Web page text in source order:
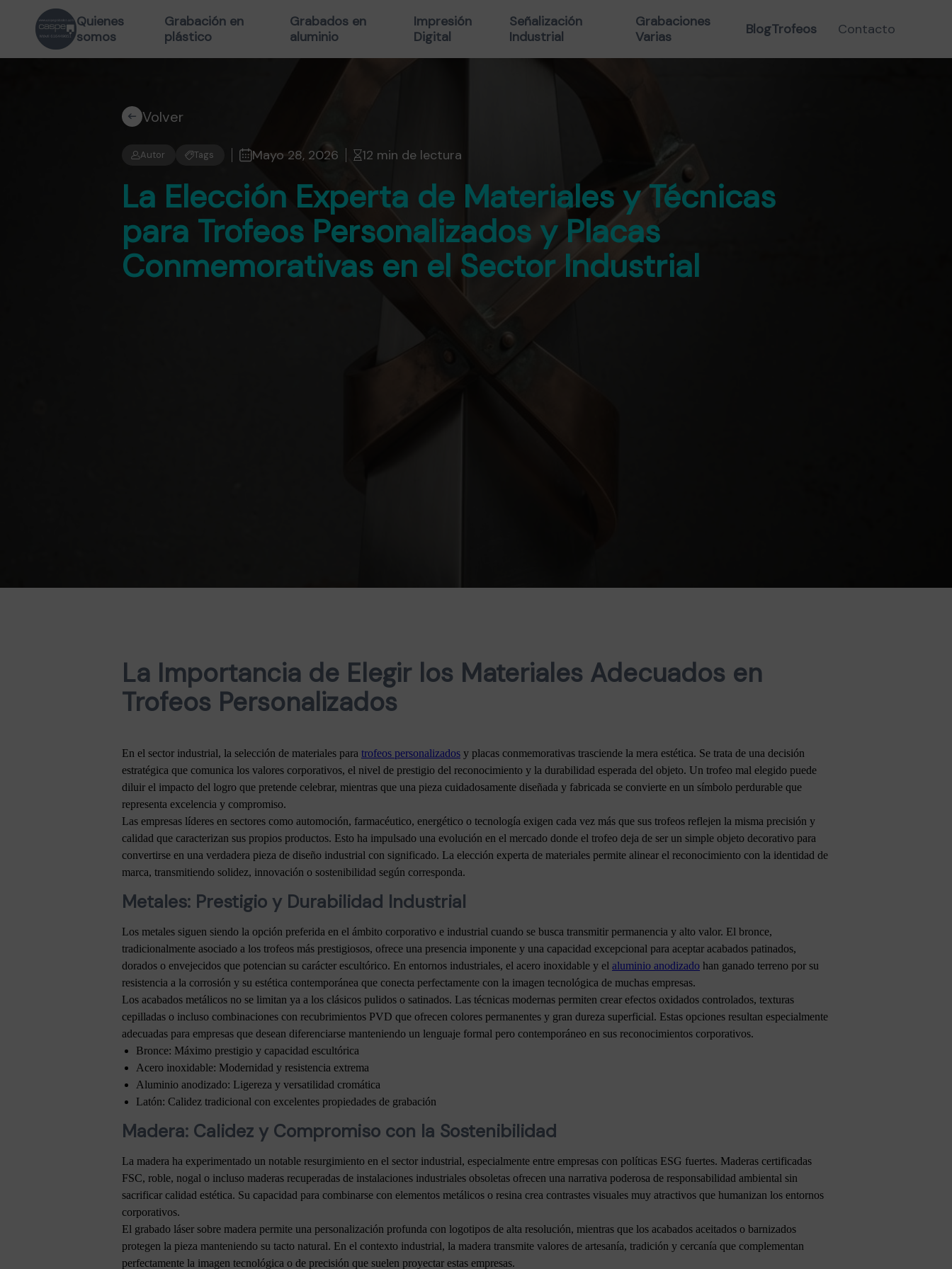
Quienes
somos
Grabación en
plástico
Grabados en
aluminio
Impresión
Digital
Señalización
Industrial
Grabaciones
Varias
BlogTrofeos Contacto
Volver
Autor Tags Mayo 28, 2026 12 min de lectura
La Elección Experta de Materiales y Técnicas
para Trofeos Personalizados y Placas
Conmemorativas en el Sector Industrial
La Importancia de Elegir los Materiales Adecuados en
Trofeos Personalizados
En el sector industrial, la selección de materiales para trofeos personalizados y placas conmemorativas trasciende la mera estética. Se trata de una decisión
estratégica que comunica los valores corporativos, el nivel de prestigio del reconocimiento y la durabilidad esperada del objeto. Un trofeo mal elegido puede
diluir el impacto del logro que pretende celebrar, mientras que una pieza cuidadosamente diseñada y fabricada se convierte en un símbolo perdurable que
representa excelencia y compromiso.
Las empresas líderes en sectores como automoción, farmacéutico, energético o tecnología exigen cada vez más que sus trofeos reflejen la misma precisión y
calidad que caracterizan sus propios productos. Esto ha impulsado una evolución en el mercado donde el trofeo deja de ser un simple objeto decorativo para
convertirse en una verdadera pieza de diseño industrial con significado. La elección experta de materiales permite alinear el reconocimiento con la identidad de
marca, transmitiendo solidez, innovación o sostenibilidad según corresponda.
Metales: Prestigio y Durabilidad Industrial
Los metales siguen siendo la opción preferida en el ámbito corporativo e industrial cuando se busca transmitir permanencia y alto valor. El bronce,
tradicionalmente asociado a los trofeos más prestigiosos, ofrece una presencia imponente y una capacidad excepcional para aceptar acabados patinados,
dorados o envejecidos que potencian su carácter escultórico. En entornos industriales, el acero inoxidable y el aluminio anodizado han ganado terreno por su
resistencia a la corrosión y su estética contemporánea que conecta perfectamente con la imagen tecnológica de muchas empresas.
Los acabados metálicos no se limitan ya a los clásicos pulidos o satinados. Las técnicas modernas permiten crear efectos oxidados controlados, texturas
cepilladas o incluso combinaciones con recubrimientos PVD que ofrecen colores permanentes y gran dureza superficial. Estas opciones resultan especialmente
adecuadas para empresas que desean diferenciarse manteniendo un lenguaje formal pero contemporáneo en sus reconocimientos corporativos.
Bronce: Máximo prestigio y capacidad escultórica
Acero inoxidable: Modernidad y resistencia extrema
Aluminio anodizado: Ligereza y versatilidad cromática
Latón: Calidez tradicional con excelentes propiedades de grabación
Madera: Calidez y Compromiso con la Sostenibilidad
La madera ha experimentado un notable resurgimiento en el sector industrial, especialmente entre empresas con políticas ESG fuertes. Maderas certificadas
FSC, roble, nogal o incluso maderas recuperadas de instalaciones industriales obsoletas ofrecen una narrativa poderosa de responsabilidad ambiental sin
sacrificar calidad estética. Su capacidad para combinarse con elementos metálicos o resina crea contrastes visuales muy atractivos que humanizan los entornos
corporativos.
El grabado láser sobre madera permite una personalización profunda con logotipos de alta resolución, mientras que los acabados aceitados o barnizados
protegen la pieza manteniendo su tacto natural. En el contexto industrial, la madera transmite valores de artesanía, tradición y cercanía que complementan
perfectamente la imagen tecnológica o de precisión que suelen proyectar estas empresas.